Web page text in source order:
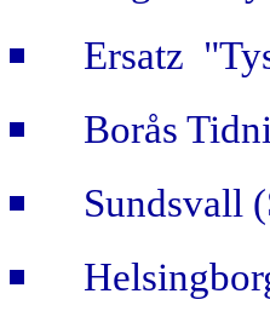
Ersatz
Borås
Sundsvall